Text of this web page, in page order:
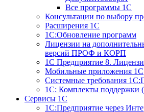
Все программы 1С
Консультации по выбору
Расширения 1С
1С:Обновление программ
Лицензии на
версий ПРОФ и КОРП
1С Предприятие 8.
Мобильные приложения 1С
Системные требования
1С: Комплекты
Сервисы 1С
1С:Предприятие через